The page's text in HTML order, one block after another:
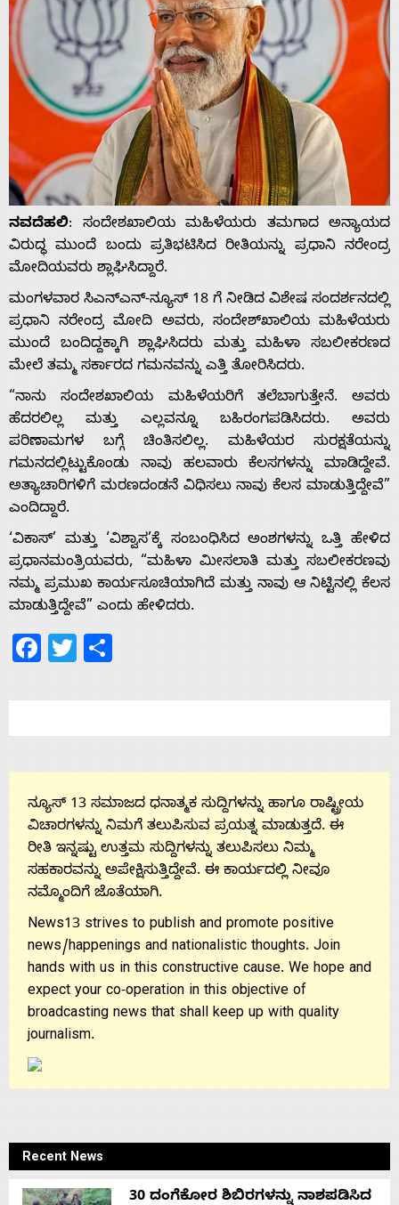
Home
About
Us
Advertise
With
s
Contact
Us
ನವದೆಹಲಿ: ಸಂದೇಶಖಾಲಿಯ ಮಹಿಳೆಯರು ತಮಗಾದ ಅನ್ಯಾಯದ
ವಿರುದ್ಧ ಮುಂದೆ ಬಂದು ಪ್ರತಿಭಟಿಸಿದ ರೀತಿಯನ್ನು ಪ್ರಧಾನಿ ನರೇಂದ್ರ
ಮೋದಿಯವರು ಶ್ಲಾಘಿಸಿದ್ದಾರೆ.
ಮಂಗಳವಾರ ಸಿಎನ್‌ಎನ್-ನ್ಯೂಸ್ 18 ಗೆ ನೀಡಿದ ವಿಶೇಷ ಸಂದರ್ಶನದಲ್ಲಿ
ಪ್ರಧಾನಿ ನರೇಂದ್ರ ಮೋದಿ ಅವರು, ಸಂದೇಶ್‌ಖಾಲಿಯ ಮಹಿಳೆಯರು
ಮುಂದೆ ಬಂದಿದ್ದಕ್ಕಾಗಿ ಶ್ಲಾಘಿಸಿದರು ಮತ್ತು ಮಹಿಳಾ ಸಬಲೀಕರಣದ
ಮೇಲೆ ತಮ್ಮ ಸರ್ಕಾರದ ಗಮನವನ್ನು ಎತ್ತಿ ತೋರಿಸಿದರು.
“ನಾನು ಸಂದೇಶಖಾಲಿಯ ಮಹಿಳೆಯರಿಗೆ ತಲೆಬಾಗುತ್ತೇನೆ. ಅವರು
ಹೆದರಲಿಲ್ಲ ಮತ್ತು ಎಲ್ಲವನ್ನೂ ಬಹಿರಂಗಪಡಿಸಿದರು. ಅವರು
ಪರಿಣಾಮಗಳ ಬಗ್ಗೆ ಚಿಂತಿಸಲಿಲ್ಲ. ಮಹಿಳೆಯರ ಸುರಕ್ಷತೆಯನ್ನು
ಗಮನದಲ್ಲಿಟ್ಟುಕೊಂಡು ನಾವು ಹಲವಾರು ಕೆಲಸಗಳನ್ನು ಮಾಡಿದ್ದೇವೆ.
ಅತ್ಯಾಚಾರಿಗಳಿಗೆ ಮರಣದಂಡನೆ ವಿಧಿಸಲು ನಾವು ಕೆಲಸ ಮಾಡುತ್ತಿದ್ದೇವೆ”
ಎಂದಿದ್ದಾರೆ.
‘ವಿಕಾಸ್’ ಮತ್ತು ‘ವಿಶ್ವಾಸ’ಕ್ಕೆ ಸಂಬಂಧಿಸಿದ ಅಂಶಗಳನ್ನು ಒತ್ತಿ ಹೇಳಿದ
ಪ್ರಧಾನಮಂತ್ರಿಯವರು, “ಮಹಿಳಾ ಮೀಸಲಾತಿ ಮತ್ತು ಸಬಲೀಕರಣವು
ನಮ್ಮ ಪ್ರಮುಖ ಕಾರ್ಯಸೂಚಿಯಾಗಿದೆ ಮತ್ತು ನಾವು ಆ ನಿಟ್ಟಿನಲ್ಲಿ ಕೆಲಸ
ಮಾಡುತ್ತಿದ್ದೇವೆ” ಎಂದು ಹೇಳಿದರು.
Facebook
Twitter
ನ್ಯೂಸ್ 13 ಸಮಾಜದ ಧನಾತ್ಮಕ ಸುದ್ದಿಗಳನ್ನು ಹಾಗೂ ರಾಷ್ಟ್ರೀಯ
ವಿಚಾರಗಳನ್ನು ನಿಮಗೆ ತಲುಪಿಸುವ ಪ್ರಯತ್ನ ಮಾಡುತ್ತದೆ. ಈ
ರೀತಿ ಇನ್ನಷ್ಟು ಉತ್ತಮ ಸುದ್ದಿಗಳನ್ನು ತಲುಪಿಸಲು ನಿಮ್ಮ
ಸಹಕಾರವನ್ನು ಅಪೇಕ್ಷಿಸುತ್ತಿದ್ದೇವೆ. ಈ ಕಾರ್ಯದಲ್ಲಿ ನೀವೂ
ನಮ್ಮೊಂದಿಗೆ ಜೊತೆಯಾಗಿ.
News13 strives to publish and promote positive
news/happenings and nationalistic thoughts. Join
hands with us in this constructive cause. We hope and
expect your co-operation in this objective of
broadcasting news that shall keep up with quality
journalism.
Recent News
30 ದಂಗೆಕೋರ ಶಿಬಿರಗಳನ್ನು ನಾಶಪಡಿಸಿದ